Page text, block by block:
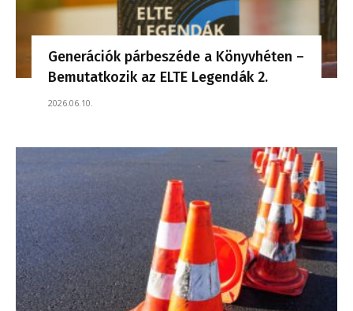
Generációk párbeszéde a Könyvhéten –
Bemutatkozik az ELTE Legendák 2.
2026.06.10.